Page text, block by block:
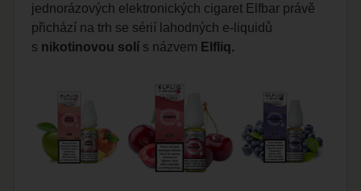
jednorázových elektronických cigaret Elfbar právě
přichází na trh se sérií lahodných e-liquidů
s nikotinovou solí s názvem Elfliq.